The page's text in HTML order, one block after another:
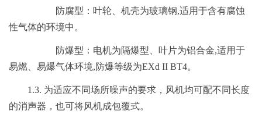
防腐型：叶轮、机壳为玻璃钢,适用于含有腐蚀
性气体的环境中。
防爆型：电机为隔爆型、叶片为铝合金,适用于
易燃、易爆气体环境,防爆等级为EXd II BT4。
1.3. 为适应不同场所噪声的要求，风机均可配不同长度
的消声器，也可将风机成包覆式。